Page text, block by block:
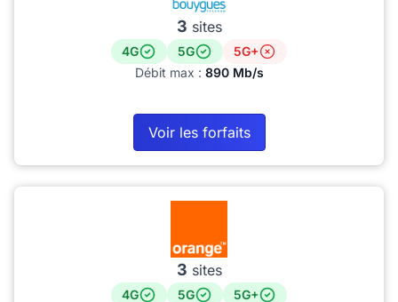
3 sites
4G 5G
5G+
Débit max : 890 Mb/s
Voir les forfaits
3 sites
4G 5G
5G+